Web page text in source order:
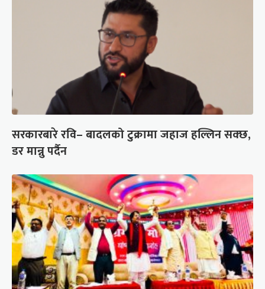
सरकारबारे रवि– बादलको टुक्रामा जहाज हल्लिन सक्छ,
डर मान्नु पर्दैन